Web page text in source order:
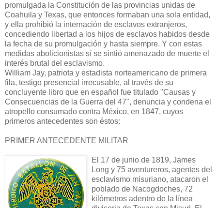
promulgada la Constitución de las provincias unidas de
Coahuila y Texas, que entonces formaban una sola entidad,
y ella prohibió la internación de esclavos extranjeros,
concediendo libertad a los hijos de esclavos habidos desde
la fecha de su promulgación y hasta siempre. Y con estas
medidas abolicionistas sí se sintió amenazado de muerte el
interés brutal del esclavismo.
William Jay, patriota y estadista norteamericano de primera
fila, testigo presencial irrecusable, al través de su
concluyente libro que en español fue titulado "Causas y
Consecuencias de la Guerra del 47", denuncia y condena el
atropello consumado contra México, en 1847, cuyos
primeros antecedentes son éstos:
PRIMER ANTECEDENTE MILITAR
El 17 de junio de 1819, James
Long y 75 aventureros, agentes del
esclavismo misuriano, atacaron el
poblado de Nacogdoches, 72
kilómetros adentro de la línea